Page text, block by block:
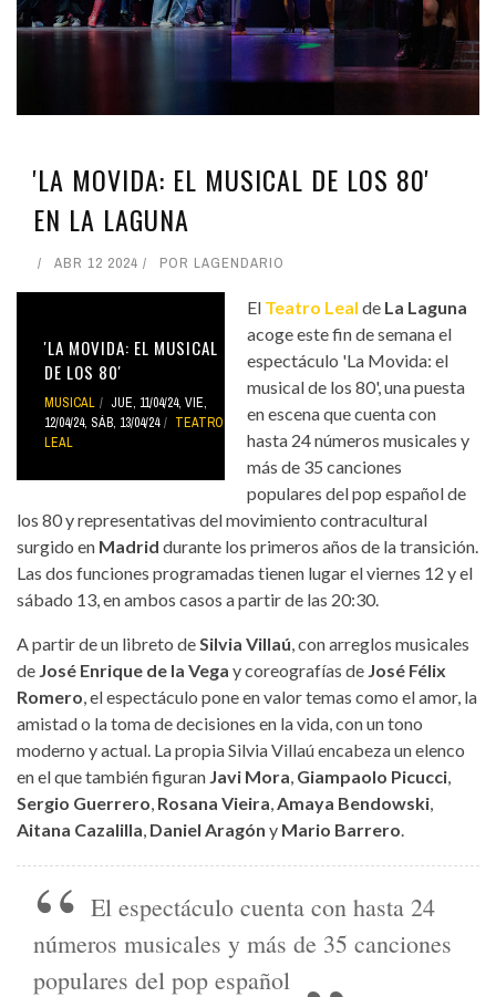
'LA MOVIDA: EL MUSICAL DE LOS 80'
EN LA LAGUNA
ABR 12 2024 POR LAGENDARIO
'LA MOVIDA: EL MUSICAL
DE LOS 80'
MUSICAL JUE, 11/04/24, VIE,
12/04/24, SÁB, 13/04/24
TEATRO
LEAL
El Teatro Leal de La Laguna
acoge este fin de semana el
espectáculo 'La Movida: el
musical de los 80', una puesta
en escena que cuenta con
hasta 24 números musicales y
más de 35 canciones
populares del pop español de
los 80 y representativas del movimiento contracultural
surgido en Madrid durante los primeros años de la transición.
Las dos funciones programadas tienen lugar el viernes 12 y el
sábado 13, en ambos casos a partir de las 20:30.
A partir de un libreto de Silvia Villaú , con arreglos musicales
de José Enrique de la Vega y coreografías de José Félix
Romero , el espectáculo pone en valor temas como el amor, la
amistad o la toma de decisiones en la vida, con un tono
moderno y actual. La propia Silvia Villaú encabeza un elenco
en el que también figuran Javi Mora Giampaolo Picucci
Sergio Guerrero Rosana Vieira Amaya Bendowski
Aitana Cazalilla Daniel Aragón y Mario Barrero
El espectáculo cuenta con hasta 24
números musicales y más de 35 canciones
populares del pop español